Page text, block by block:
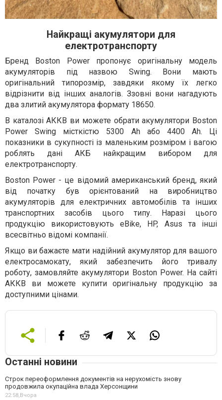
Найкращі акумулятори для
електротранспорту
Бренд Boston Power пропонує оригінальну модель
акумуляторів під назвою Swing. Вони мають
оригінальний типорозмір, завдяки якому їх легко
відрізнити від інших аналогів. Ззовні вони нагадують
два злитий акумулятора формату 18650.
В каталозі АККВ ви можете обрати акумулятори Boston
Power Swing місткістю 5300 Ah або 4400 Ah. Ці
показники в сукупності із маленьким розміром і вагою
роблять дані АКБ найкращим вибором для
електротранспорту.
Boston Power - це відомий американський бренд, який
від початку був орієнтований на виробництво
акумуляторів для електричних автомобілів та інших
транспортних засобів цього типу. Наразі цього
продукцію використовують eBike, HP, Asus та інші
всесвітньо відомі компанії.
Якщо ви бажаєте мати надійний акумулятор для вашого
електросамокату, який забезпечить його тривалу
роботу, замовляйте акумулятори Boston Power. На сайті
АККВ ви можете купити оригінальну продукцію за
доступними цінами.
Останні новини
Строк переоформлення документів на нерухомість знову
продовжила окупаційна влада Херсонщини
22:58, Вчора